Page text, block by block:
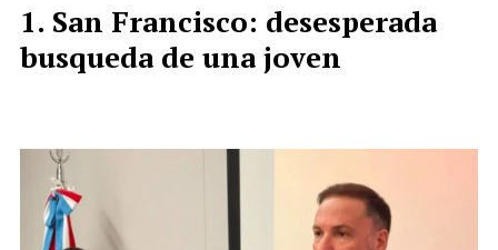
San Francisco: desesperada
busqueda de una joven